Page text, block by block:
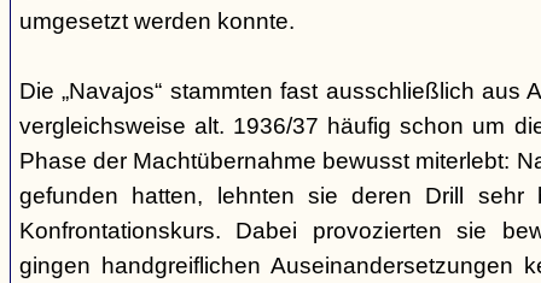
umgesetzt werden konnte.
Die „Navajos“ stammten fast ausschließlich aus
vergleichsweise alt. 1936/37 häufig schon um
Phase der Machtübernahme bewusst miterlebt:
gefunden hatten, lehnten sie deren Drill
Konfrontationskurs. Dabei provozierten sie
gingen handgreiflichen Auseinandersetzungen